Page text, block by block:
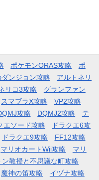
ポケモンORAS攻略
ポ
ンジョン攻略
アルトネリ
リコ3攻略
グランファン
スマブラX攻略
VP2攻略
攻略 DQMJ2攻略
テ
エソード攻略
ドラクエ6攻
ドラクエ9攻略
FF12攻略
マリオカートWii攻略
マリ
ン教授と不思議な町攻略
魔神の笛攻略 イヅナ攻略